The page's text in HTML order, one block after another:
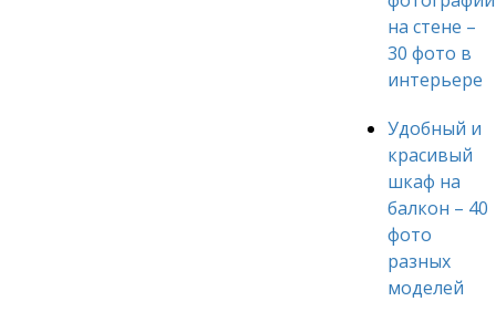
на стене –
30 фото в
интерьере
Удобный и
красивый
шкаф на
балкон – 40
фото
разных
моделей